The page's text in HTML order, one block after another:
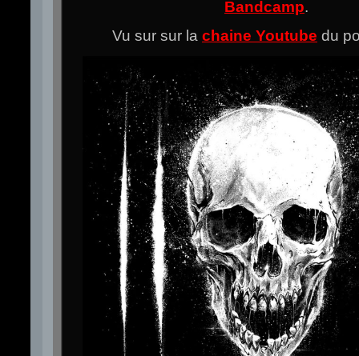
Bandcamp.
Vu sur sur la chaine Youtube du